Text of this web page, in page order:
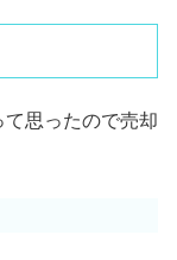
思ったので売却